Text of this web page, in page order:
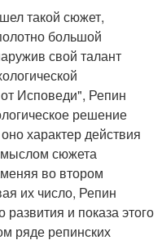
такой сюжет,
большой
свой талант
Исповеди", Репин
решение
характер действия
сюжета
во втором
их число, Репин
и показа этого
ряде репинских